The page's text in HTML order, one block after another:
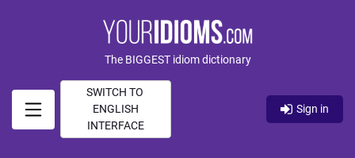
The BIGGEST idiom dictionary
SWITCH TO
ENGLISH
INTERFACE
Sign in